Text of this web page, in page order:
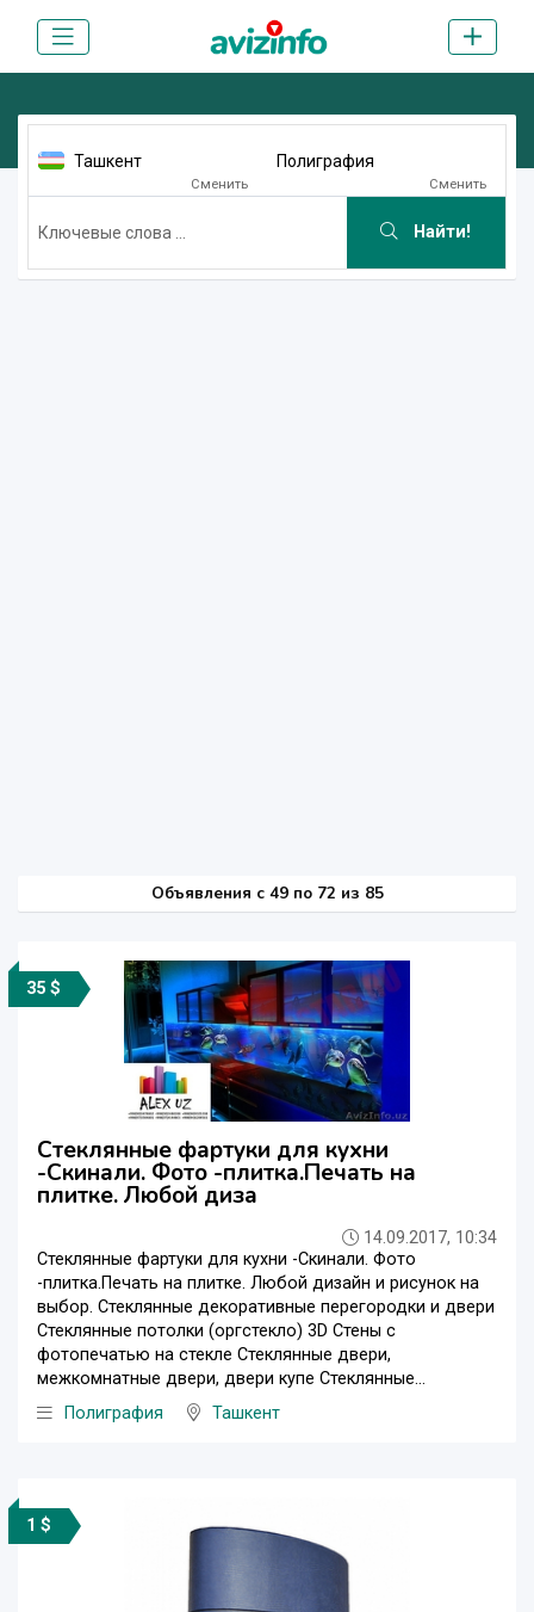
Ташкент
Сменить
Полиграфия
Сменить
Найти!
Объявления c 49 по 72 из 85
35 $
Стеклянные фартуки для кухни
-Скинали. Фото -плитка.Печать на
плитке. Любой диза
14.09.2017, 10:34
Стеклянные фартуки для кухни -Скинали. Фото
-плитка.Печать на плитке. Любой дизайн и рисунок на
выбор. Стеклянные декоративные перегородки и двери
Стеклянные потолки (оргстекло) 3D Стены с
фотопечатью на стекле Стеклянные двери,
межкомнатные двери, двери купе Стеклянные...
Полиграфия
Ташкент
1 $